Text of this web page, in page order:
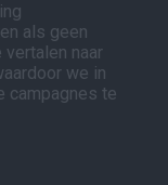
als geen
naar
we in
campagnes te